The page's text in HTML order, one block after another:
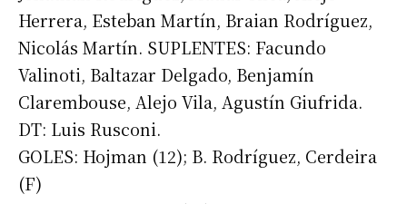
Herrera, Esteban Martín, Braian Rodríguez,
Nicolás Martín. SUPLENTES: Facundo
Valinoti, Baltazar Delgado, Benjamín
Clarembouse, Alejo Vila, Agustín Giufrida.
DT: Luis Rusconi.
GOLES: Hojman (12); B. Rodríguez, Cerdeira
(F)